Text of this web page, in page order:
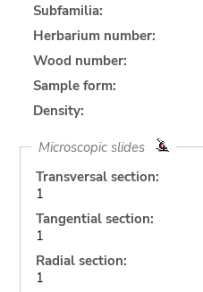
Subfamilia:
Herbarium number:
Wood number:
Sample form:
Density:
Microscopic slides
Transversal section:
1
Tangential section:
1
Radial section:
1